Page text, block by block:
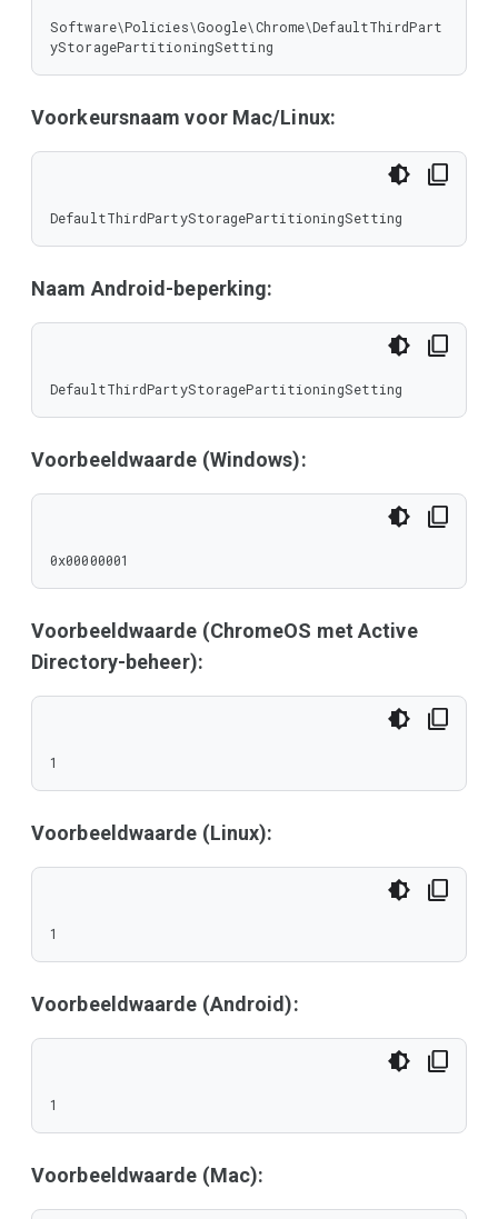
Software\Policies\Google\Chrome\DefaultThirdPart
yStoragePartitioningSetting
Voorkeursnaam voor Mac/Linux:
DefaultThirdPartyStoragePartitioningSetting
Naam Android-beperking:
DefaultThirdPartyStoragePartitioningSetting
Voorbeeldwaarde (Windows):
0x00000001
Voorbeeldwaarde (ChromeOS met Active
Directory-beheer):
1
Voorbeeldwaarde (Linux):
1
Voorbeeldwaarde (Android):
1
Voorbeeldwaarde (Mac):